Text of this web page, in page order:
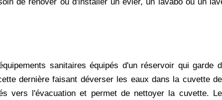
sanitaires équipés d'un réservoir qui garde
dernière faisant déverser les eaux dans la cuvette
vers l'évacuation et permet de nettoyer la cuvette.